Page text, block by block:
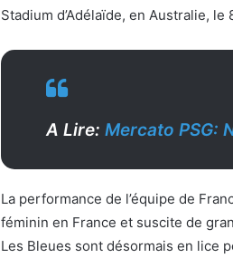
Stadium d’Adélaïde, en Australie, le
A Lire: Mercato PSG:
La performance de l’équipe de
féminin en France et suscite de
Les Bleues sont désormais en lice